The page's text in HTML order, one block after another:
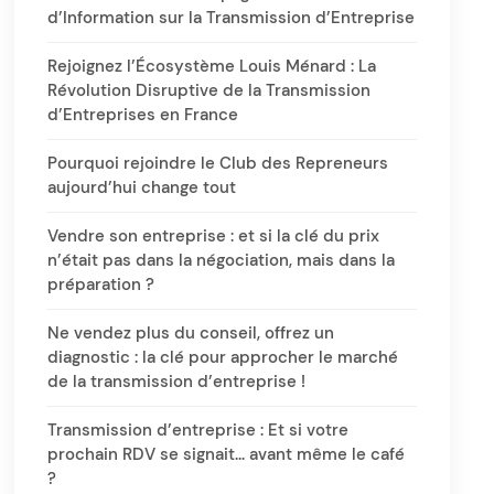
d’Information sur la Transmission d’Entreprise
Rejoignez l’Écosystème Louis Ménard : La
Révolution Disruptive de la Transmission
d’Entreprises en France
Pourquoi rejoindre le Club des Repreneurs
aujourd’hui change tout
Vendre son entreprise : et si la clé du prix
n’était pas dans la négociation, mais dans la
préparation ?
Ne vendez plus du conseil, offrez un
diagnostic : la clé pour approcher le marché
de la transmission d’entreprise !
Transmission d’entreprise : Et si votre
prochain RDV se signait… avant même le café
?